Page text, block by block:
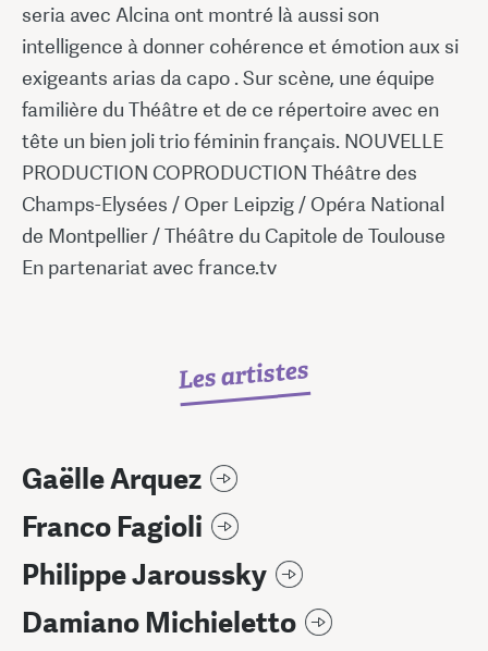
seria avec Alcina ont montré là aussi son
intelligence à donner cohérence et émotion aux si
exigeants arias da capo . Sur scène, une équipe
familière du Théâtre et de ce répertoire avec en
tête un bien joli trio féminin français. NOUVELLE
PRODUCTION COPRODUCTION Théâtre des
Champs-Elysées / Oper Leipzig / Opéra National
de Montpellier / Théâtre du Capitole de Toulouse
En partenariat avec france.tv
Les artistes
Gaëlle Arquez
Franco Fagioli
Philippe Jaroussky
Damiano Michieletto